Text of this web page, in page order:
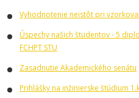
Vyhodnotenie neistôt pri
Úspechy našich študentov - 5
FCHPT STU
Zasadnutie Akademického senátu
Prihlášky na inžinierske štúdium